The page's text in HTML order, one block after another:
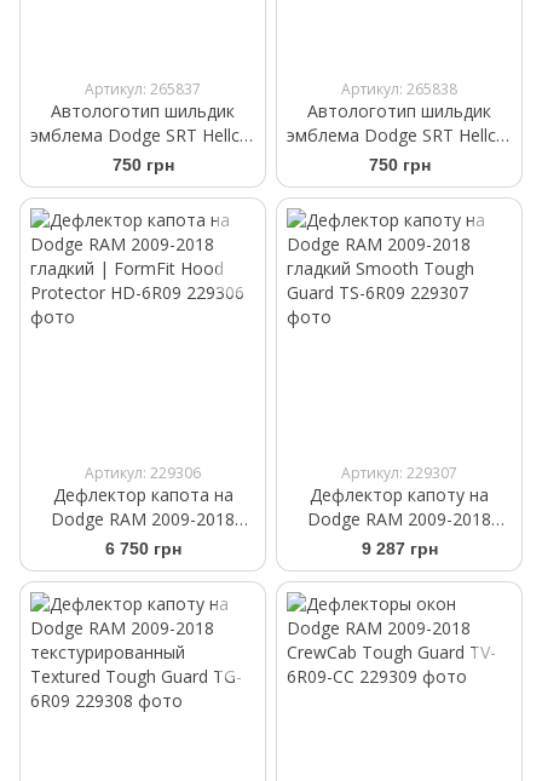
Артикул: 265837
Автологотип шильдик
эмблема Dodge SRT Hellcat
Head red chrome
750 грн
Артикул: 265838
Автологотип шильдик
эмблема Dodge SRT Hellcat
Head red
750 грн
Артикул: 229306
Дефлектор капота на
Dodge RAM 2009-2018
гладкий | FormFit Hood
Protector HD-6R09
6 750 грн
Артикул: 229307
Дефлектор капоту на
Dodge RAM 2009-2018
гладкий Smooth Tough
Guard TS-6R09
9 287 грн